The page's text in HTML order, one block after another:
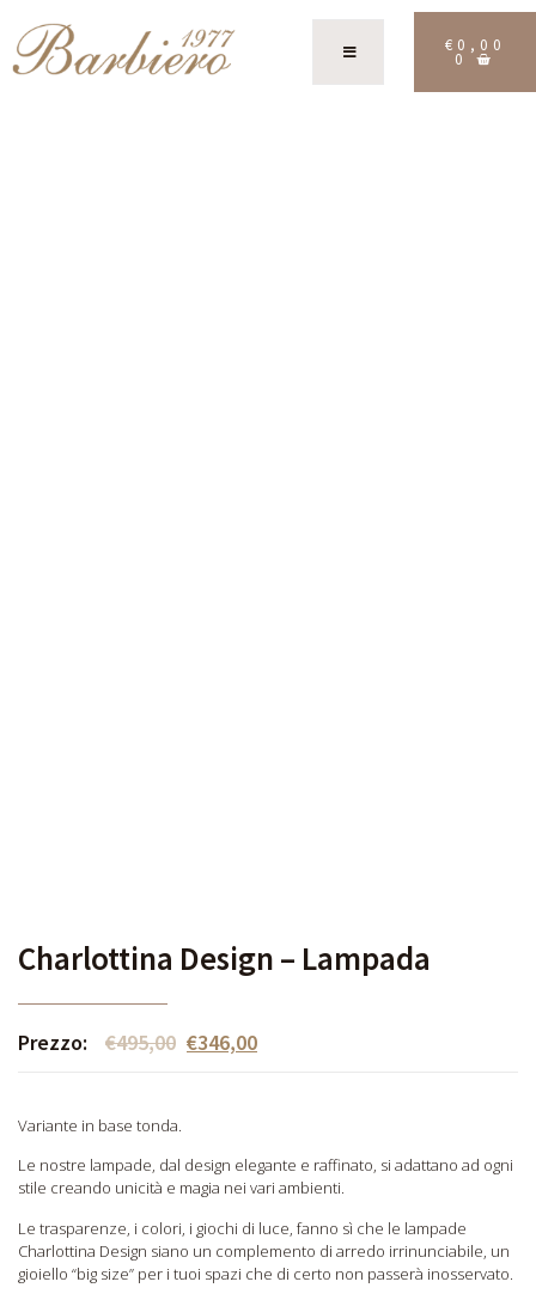
€ 0,00
0
Charlottina Design – Lampada
Prezzo: €495,00 €346,00
Variante in base tonda.
Le nostre lampade, dal design elegante e raffinato, si adattano ad ogni
stile creando unicità e magia nei vari ambienti.
Le trasparenze, i colori, i giochi di luce, fanno sì che le lampade
Charlottina Design siano un complemento di arredo irrinunciabile, un
gioiello “big size” per i tuoi spazi che di certo non passerà inosservato.